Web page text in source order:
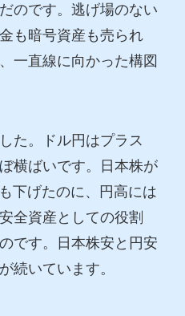
のです。逃げ場のない
も暗号資産も売られ
一直線に向かった構図
た。ドル円はプラス
横ばいです。日本株が
下げたのに、円高には
全資産としての役割
です。日本株安と円安
続いています。